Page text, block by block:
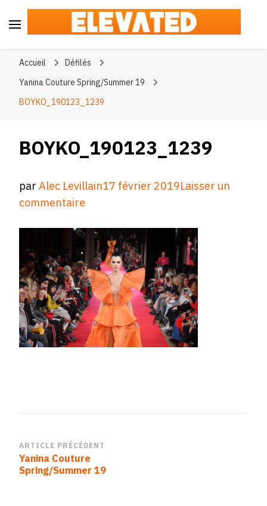
Accueil
Défilés
Yanina Couture Spring/Summer 19
BOYKO_190123_1239
BOYKO_190123_1239
parAlec Levillain17 février 2019Laisser un
commentaire
Navigation
d’article
ARTICLE PRÉCÉDENT
Yanina Couture
Spring/Summer 19